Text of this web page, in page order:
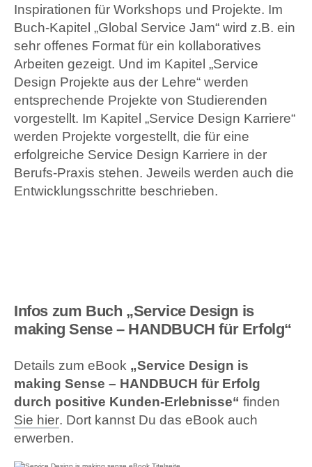
Inspirationen für Workshops und Projekte. Im
Buch-Kapitel „Global Service Jam“ wird z.B. ein
sehr offenes Format für ein kollaboratives
Arbeiten gezeigt. Und im Kapitel „Service
Design Projekte aus der Lehre“ werden
entsprechende Projekte von Studierenden
vorgestellt. Im Kapitel „Service Design Karriere“
werden Projekte vorgestellt, die für eine
erfolgreiche Service Design Karriere in der
Berufs-Praxis stehen. Jeweils werden auch die
Entwicklungsschritte beschrieben.
Infos zum Buch „Service Design is
making Sense – HANDBUCH für Erfolg“
Details zum eBook „Service Design is
making Sense – HANDBUCH für Erfolg
durch positive Kunden-Erlebnisse“ finden
Sie hier. Dort kannst Du das eBook auch
erwerben.